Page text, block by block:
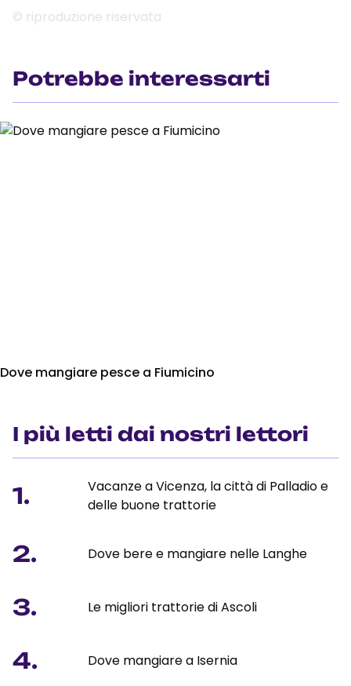
© riproduzione riservata
Potrebbe interessarti
Dove mangiare pesce a Fiumicino
I più letti dai nostri lettori
1.
Vacanze a Vicenza, la città di Palladio e
delle buone trattorie
2. Dove bere e mangiare nelle Langhe
3. Le migliori trattorie di Ascoli
4. Dove mangiare a Isernia